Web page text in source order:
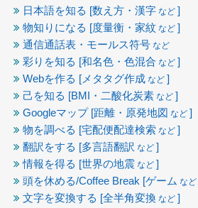
日本語を知る [数え方・漢字 など ]
物知りになる [度量衡・家紋 など ]
通信通話表・モールス符号 など
彩りを知る [和名色・色混合 など ]
Webを作る [メタタグ作成 など ]
己を知る [BMI・二酸化炭素 など ]
Googleマップ [距離・原発地図 など ]
物を調べる [宅配便配達検索 など ]
翻訳をする [多言語翻訳 など ]
情報を得る [世界の地震 など ]
頭を休める/Coffee Break [ゲーム など
文字を変換する [全半角変換 など ]